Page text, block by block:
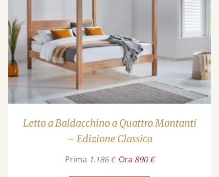
Letto a Baldacchino a Quattro Montanti
– Edizione Classica
Prima 1.186 € Ora 890 €